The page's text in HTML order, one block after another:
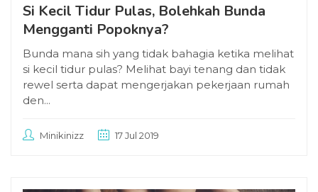
Si Kecil Tidur Pulas, Bolehkah Bunda
Mengganti Popoknya?
Bunda mana sih yang tidak bahagia ketika melihat
si kecil tidur pulas? Melihat bayi tenang dan tidak
rewel serta dapat mengerjakan pekerjaan rumah
den...
Minikinizz 17 Jul 2019